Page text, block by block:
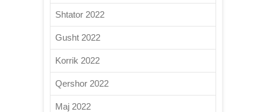
Shtator 2022
Gusht 2022
Korrik 2022
Qershor 2022
Maj 2022